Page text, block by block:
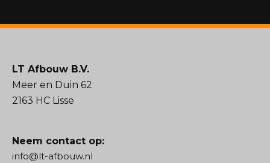
LT Afbouw B.V.
Meer en Duin 62
2163 HC Lisse
Neem contact op:
info@lt-afbouw.nl